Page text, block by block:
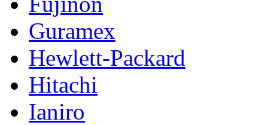
Guramex
Hewlett-Packard
Hitachi
Ianiro